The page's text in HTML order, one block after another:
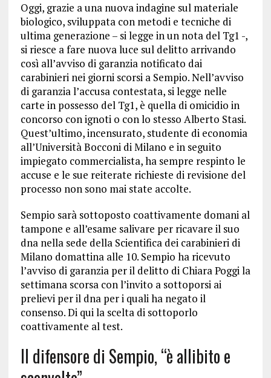
Oggi, grazie a una nuova indagine sul materiale
biologico, sviluppata con metodi e tecniche di
ultima generazione – si legge in un nota del Tg1 -,
si riesce a fare nuova luce sul delitto arrivando
così all’avviso di garanzia notificato dai
carabinieri nei giorni scorsi a Sempio. Nell’avviso
di garanzia l’accusa contestata, si legge nelle
carte in possesso del Tg1, è quella di omicidio in
concorso con ignoti o con lo stesso Alberto Stasi.
Quest’ultimo, incensurato, studente di economia
all’Università Bocconi di Milano e in seguito
impiegato commercialista, ha sempre respinto le
accuse e le sue reiterate richieste di revisione del
processo non sono mai state accolte.
Sempio sarà sottoposto coattivamente domani al
tampone e all’esame salivare per ricavare il suo
dna nella sede della Scientifica dei carabinieri di
Milano domattina alle 10. Sempio ha ricevuto
l’avviso di garanzia per il delitto di Chiara Poggi la
settimana scorsa con l’invito a sottoporsi ai
prelievi per il dna per i quali ha negato il
consenso. Di qui la scelta di sottoporlo
coattivamente al test.
Il difensore di Sempio, “è allibito e